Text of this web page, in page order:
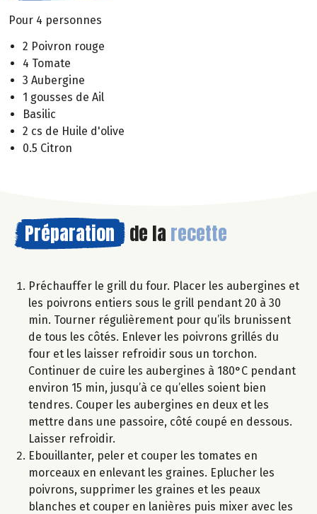
Pour 4 personnes
2 Poivron rouge
4 Tomate
3 Aubergine
1 gousses de Ail
Basilic
2 cs de Huile d'olive
0.5 Citron
Préparation de la recette
Préchauffer le grill du four. Placer les aubergines et
les poivrons entiers sous le grill pendant 20 à 30
min. Tourner régulièrement pour qu’ils brunissent
de tous les côtés. Enlever les poivrons grillés du
four et les laisser refroidir sous un torchon.
Continuer de cuire les aubergines à 180°C pendant
environ 15 min, jusqu’à ce qu’elles soient bien
tendres. Couper les aubergines en deux et les
mettre dans une passoire, côté coupé en dessous.
Laisser refroidir.
Ebouillanter, peler et couper les tomates en
morceaux en enlevant les graines. Eplucher les
poivrons, supprimer les graines et les peaux
blanches et couper en lanières puis mixer avec les